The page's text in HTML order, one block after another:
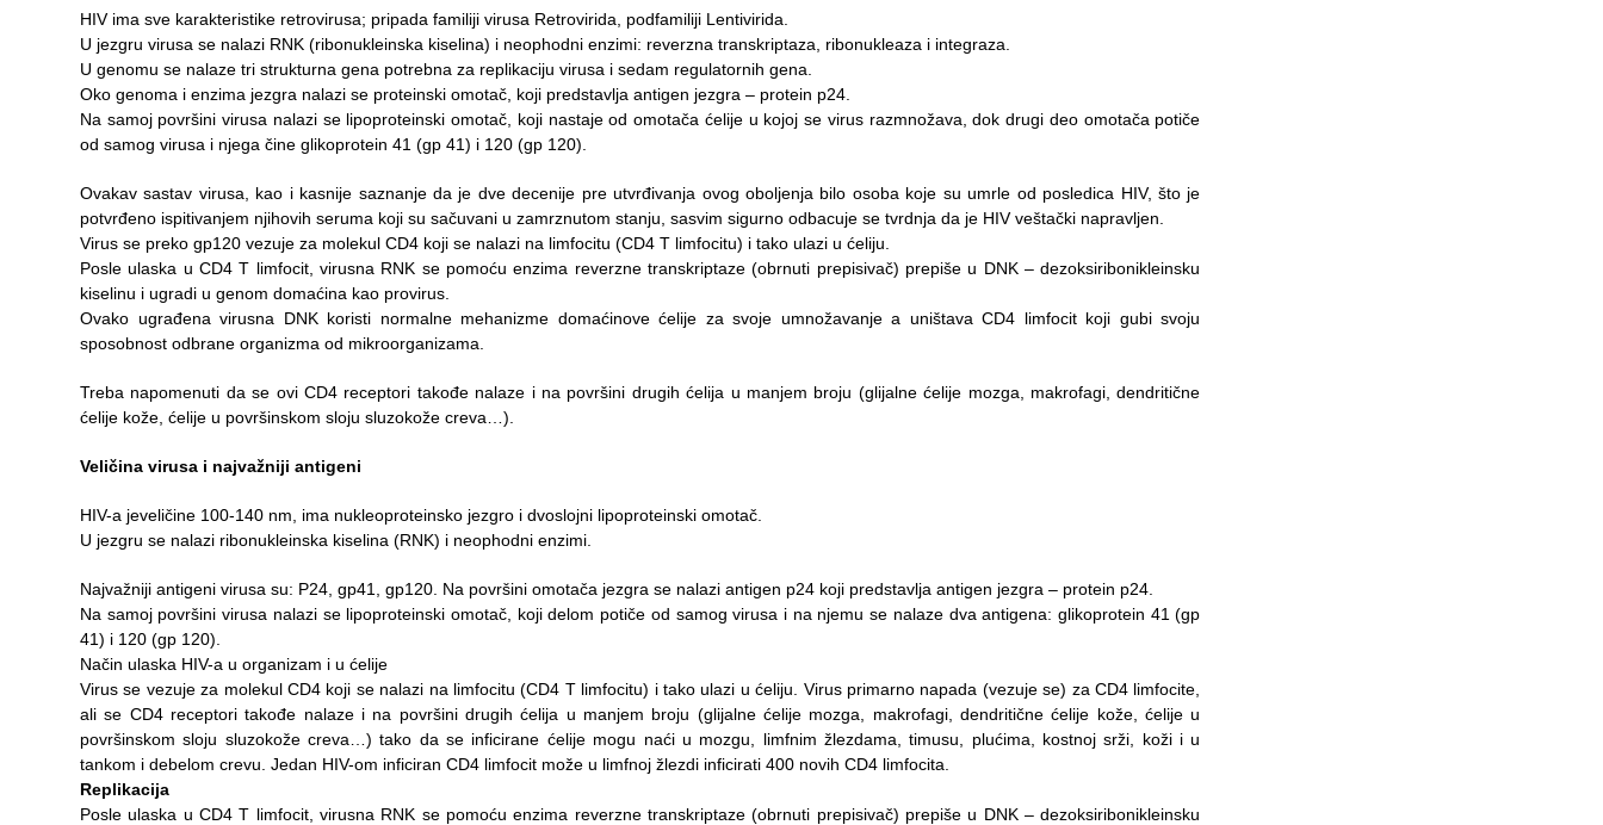
HIV ima sve karakteristike retrovirusa; pripada familiji virusa Retrovirida, podfamiliji Lentivirida.
U jezgru virusa se nalazi RNK (ribonukleinska kiselina) i neophodni enzimi: reverzna transkriptaza, ribonukleaza i integraza.
U genomu se nalaze tri strukturna gena potrebna za replikaciju virusa i sedam regulatornih gena.
Oko genoma i enzima jezgra nalazi se proteinski omotač, koji predstavlja antigen jezgra – protein p24.
Na samoj površini virusa nalazi se lipoproteinski omotač, koji nastaje od omotača ćelije u kojoj se virus razmnožava, dok drugi deo omotača potiče
od samog virusa i njega čine glikoprotein 41 (gp 41) i 120 (gp 120).
Ovakav sastav virusa, kao i kasnije saznanje da je dve decenije pre utvrđivanja ovog oboljenja bilo osoba koje su umrle od posledica HIV, što je
potvrđeno ispitivanjem njihovih seruma koji su sačuvani u zamrznutom stanju, sasvim sigurno odbacuje se tvrdnja da je HIV veštački napravljen.
Virus se preko gp120 vezuje za molekul CD4 koji se nalazi na limfocitu (CD4 T limfocitu) i tako ulazi u ćeliju.
Posle ulaska u CD4 T limfocit, virusna RNK se pomoću enzima reverzne transkriptaze (obrnuti prepisivač) prepiše u DNK – dezoksiribonikleinsku
kiselinu i ugradi u genom domaćina kao provirus.
Ovako ugrađena virusna DNK koristi normalne mehanizme domaćinove ćelije za svoje umnožavanje a uništava CD4 limfocit koji gubi svoju
sposobnost odbrane organizma od mikroorganizama.
Treba napomenuti da se ovi CD4 receptori takođe nalaze i na površini drugih ćelija u manjem broju (glijalne ćelije mozga, makrofagi, dendritične
ćelije kože, ćelije u površinskom sloju sluzokože creva…).
Veličina virusa i najvažniji antigeni
HIV-a jeveličine 100-140 nm, ima nukleoproteinsko jezgro i dvoslojni lipoproteinski omotač.
U jezgru se nalazi ribonukleinska kiselina (RNK) i neophodni enzimi.
Najvažniji antigeni virusa su: P24, gp41, gp120. Na površini omotača jezgra se nalazi antigen p24 koji predstavlja antigen jezgra – protein p24.
Na samoj površini virusa nalazi se lipoproteinski omotač, koji delom potiče od samog virusa i na njemu se nalaze dva antigena: glikoprotein 41 (gp
41) i 120 (gp 120).
Način ulaska HIV-a u organizam i u ćelije
Virus se vezuje za molekul CD4 koji se nalazi na limfocitu (CD4 T limfocitu) i tako ulazi u ćeliju. Virus primarno napada (vezuje se) za CD4 limfocite,
ali se CD4 receptori takođe nalaze i na površini drugih ćelija u manjem broju (glijalne ćelije mozga, makrofagi, dendritične ćelije kože, ćelije u
površinskom sloju sluzokože creva…) tako da se inficirane ćelije mogu naći u mozgu, limfnim žlezdama, timusu, plućima, kostnoj srži, koži i u
tankom i debelom crevu. Jedan HIV-om inficiran CD4 limfocit može u limfnoj žlezdi inficirati 400 novih CD4 limfocita.
Replikacija
Posle ulaska u CD4 T limfocit, virusna RNK se pomoću enzima reverzne transkriptaze (obrnuti prepisivač) prepiše u DNK – dezoksiribonikleinsku
USLUGE
PITANJA I
ODGOVORI
Zaštita
pacijenata
Prava i
dužnosti
Za osobe sa
invaliditetom
Izaberite
Pregledi
Sistematski
pregledi
Lekarska
uverenja
KALENDAR
ZDRAVLJA